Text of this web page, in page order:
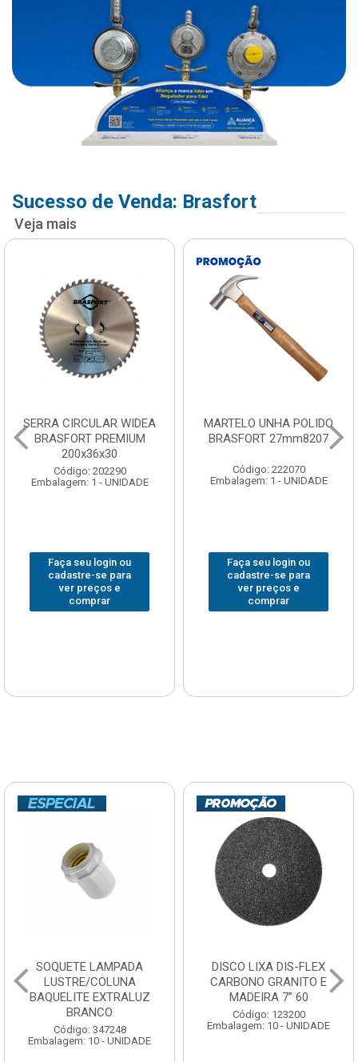
Sucesso de Venda: Brasfort
Veja mais
SERRA CIRCULAR WIDEA
BRASFORT PREMIUM
200x36x30
Código: 202290
Embalagem: 1 - UNIDADE
Faça seu login ou
cadastre-se para
ver preços e
comprar
MARTELO UNHA POLIDO
BRASFORT 27mm8207
Código: 222070
Embalagem: 1 - UNIDADE
Faça seu login ou
cadastre-se para
ver preços e
comprar
SOQUETE LAMPADA
LUSTRE/COLUNA
BAQUELITE EXTRALUZ
BRANCO
Código: 347248
Embalagem: 10 - UNIDADE
DISCO LIXA DIS-FLEX
CARBONO GRANITO E
MADEIRA 7” 60
Código: 123200
Embalagem: 10 - UNIDADE